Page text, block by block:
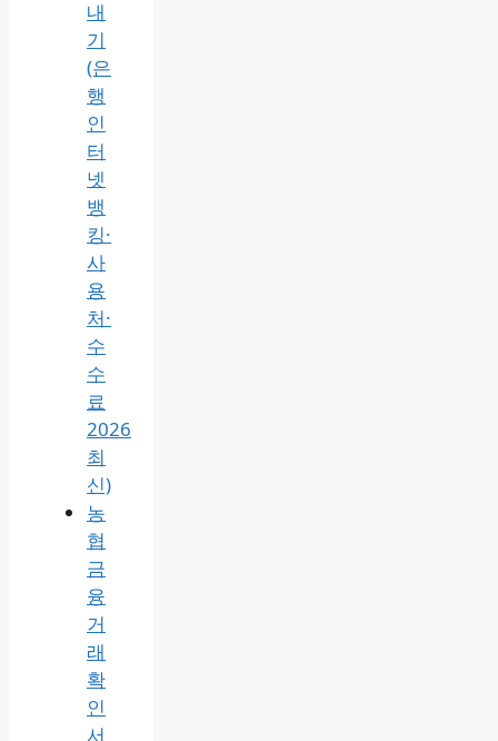
인
증
서
발
급
방
법
3분
끝
내
기
(은
행
인
터
넷
뱅
킹·
사
용
처·
수
수
료
2026
최